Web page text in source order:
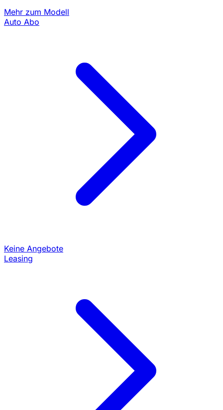
Mehr zum Modell
Auto Abo
Keine Angebote
Leasing